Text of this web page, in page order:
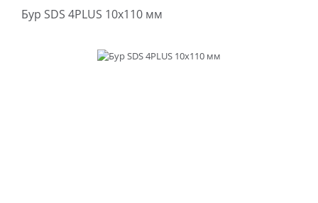
Бур SDS 4PLUS 10x110 мм